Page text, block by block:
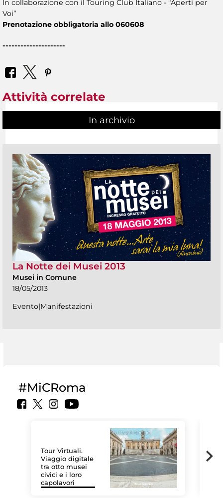
In collaborazione con il Touring Club Italiano - “Aperti per
Voi”
Prenotazione obbligatoria allo 060608
---------------------
Attività correlate
In archivio
La Notte dei Musei 2013
Musei in Comune
18/05/2013
Evento|Manifestazioni
#MiCRoma
Tour Virtuali.
Viaggio digitale
tra otto musei
civici e i loro
capolavori